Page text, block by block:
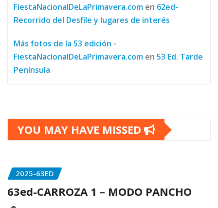
FiestaNacionalDeLaPrimavera.com en 62ed-
Recorrido del Desfile y lugares de interés
Más fotos de la 53 edición -
FiestaNacionalDeLaPrimavera.com en 53 Ed. Tarde
Península
YOU MAY HAVE MISSED
2025-63ED
63ed-CARROZA 1 – MODO PANCHO